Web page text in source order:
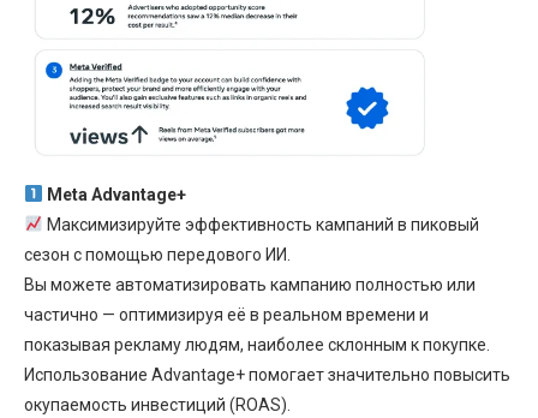
Meta Advantage+
Максимизируйте эффективность кампаний в пиковый
сезон с помощью передового ИИ.
Вы можете автоматизировать кампанию полностью или
частично — оптимизируя её в реальном времени и
показывая рекламу людям, наиболее склонным к покупке.
Использование Advantage+ помогает значительно повысить
окупаемость инвестиций (ROAS).